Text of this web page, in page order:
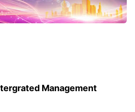
Management